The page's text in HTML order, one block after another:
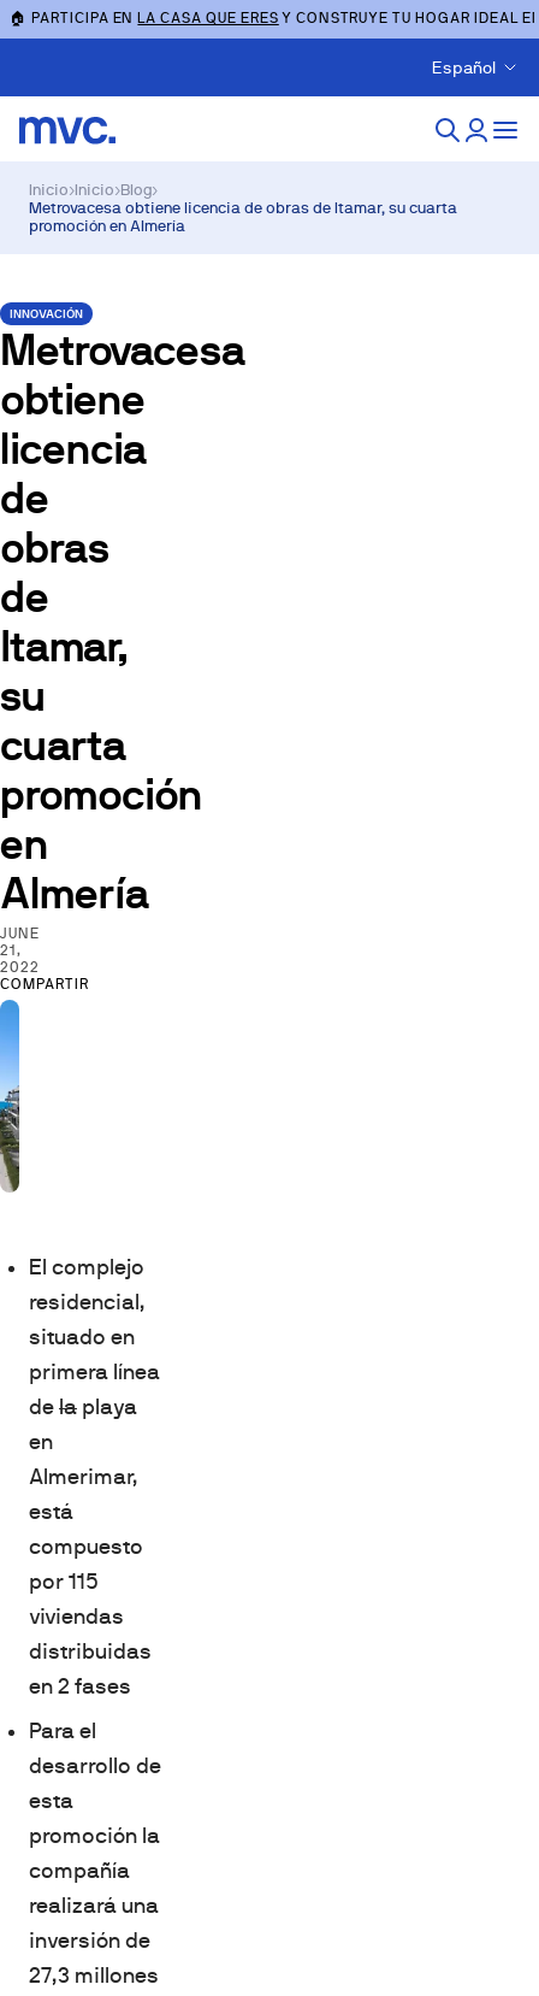
🏠 PARTICIPA ENLA CASA QUE ERES Y CONSTRUYE TU HOGAR IDEAL
Español
Inicio›Inicio›Blog›
Metrovacesa obtiene licencia de obras de Itamar, su cuarta
promoción en Almería
INNOVACIÓN
Metrovacesa
obtiene
licencia
de
obras
de
Itamar,
su
cuarta
promoción
en
Almería
JUNE
21,
2022
COMPARTIR
El complejo
residencial,
situado en
primera línea
de la playa
en
Almerimar,
está
compuesto
por 115
viviendas
distribuidas
en 2 fases
Para el
desarrollo de
esta
promoción la
compañía
realizará una
inversión de
27,3 millones